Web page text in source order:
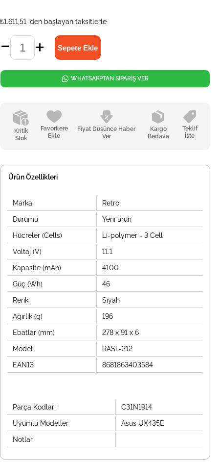
₺1.611,51 'den başlayan taksitlerle
Kritik
Stok
Favorilere
Ekle
Fiyat Düşünce Haber
Ver
Kargo
Bedava
Teklif
İste
WHATSAPPTAN SİPARİŞ VER
Ürün Özellikleri
Marka Retro
Durumu Yeni ürün
Hücreler (Cells) Li-polymer - 3 Cell
Voltaj (V) 11.1
Kapasite (mAh) 4100
Güç (Wh) 46
Renk Siyah
Ağırlık (g) 196
Ebatlar (mm) 278 x 91 x 6
Model RASL-212
EAN13 8681863403584
Parça Kodları C31N1914
Uyumlu Modeller Asus UX435E
Notlar